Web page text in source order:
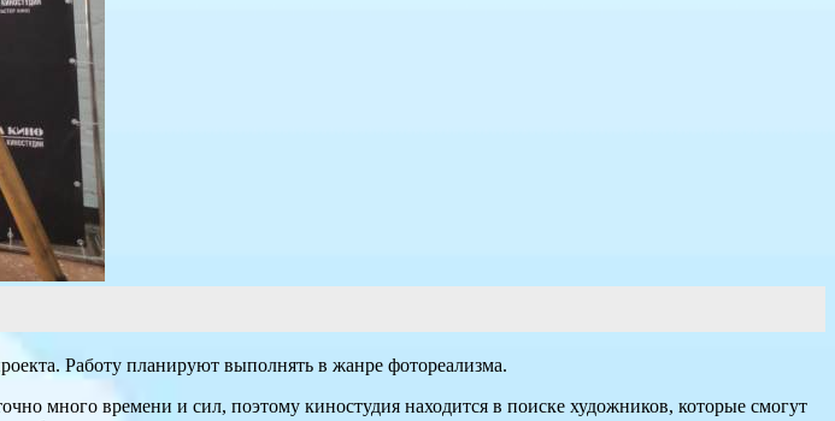
Работу планируют выполнять в жанре фотореализма.
много времени и сил, поэтому киностудия находится в поиске художников, которые смогут